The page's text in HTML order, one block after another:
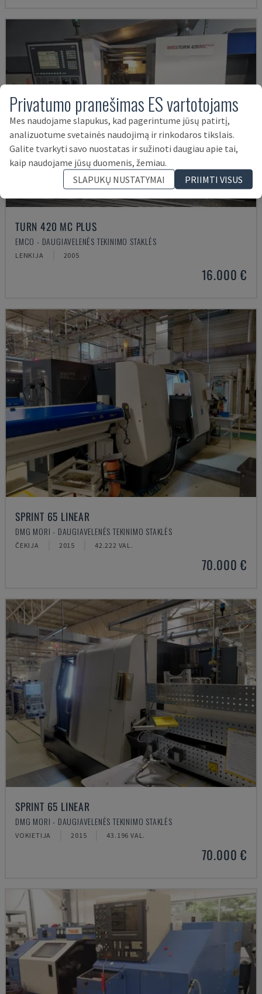
TURN 420 MC PLUS
EMCO - DAUGIAVELENĖS TEKINIMO STAKLĖS
LENKIJA 2005
16.000 €
SPRINT 65 LINEAR
DMG MORI - DAUGIAVELENĖS TEKINIMO STAKLĖS
ČEKIJA 2015 42.222 VAL.
70.000 €
SPRINT 65 LINEAR
DMG MORI - DAUGIAVELENĖS TEKINIMO STAKLĖS
VOKIETIJA 2015 43.196 VAL.
70.000 €
Privatumo pranešimas ES vartotojams
Mes naudojame slapukus, kad pagerintume jūsų patirtį,
analizuotume svetainės naudojimą ir rinkodaros tikslais.
Galite tvarkyti savo nuostatas ir sužinoti daugiau apie tai,
kaip naudojame jūsų duomenis, žemiau.
SLAPUKŲ NUSTATYMAI
PRIIMTI VISUS